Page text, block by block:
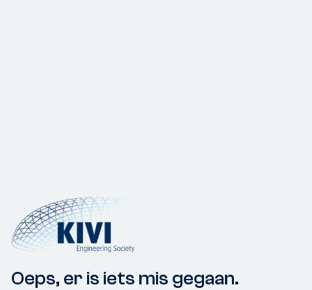
Oeps, er is iets mis gegaan.